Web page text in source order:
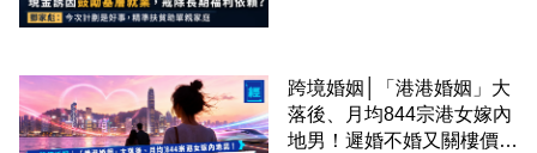
跨境婚姻│「港港婚姻」大
落後、月均844宗港女嫁內
地男！遲婚不婚又關樓價